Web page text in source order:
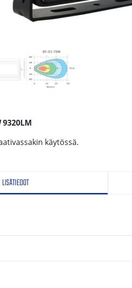
LISÄTIEDOT
9320LM
käytössä.